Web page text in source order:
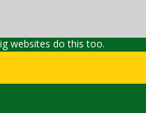
websites do this too.